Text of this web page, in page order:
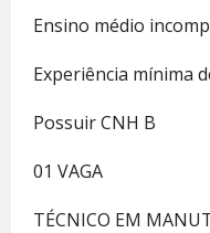
Ensino médio
Experiência mínima
Possuir CNH B
01 VAGA
TÉCNICO EM